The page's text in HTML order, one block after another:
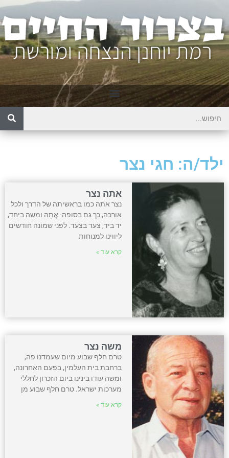
ילד/ה: חגי נצר
אתה נצר
נצר אתה כמו בראשיתה של הדרך ולכל
אורכה, כך גם בסופה- אֶתָה ומשה ביחד,
יד ביד, צעד בצעד. לפני שמונה חודשים
ליווינו למנוחות
קרא עוד »
משה נצר
טרם חלף שבוע מיום שעמדנו פה,
ברחבת בית העלמין, בפעם האחרונה,
ומשה עודו בינינו ביום הזכרון לחללי
מערכות ישראל. טרם חלף שבוע מן
קרא עוד »